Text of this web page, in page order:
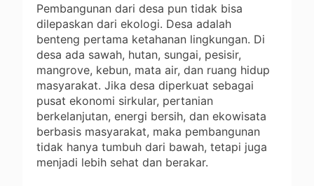
Pembangunan dari desa pun tidak bisa
dilepaskan dari ekologi. Desa adalah
benteng pertama ketahanan lingkungan. Di
desa ada sawah, hutan, sungai, pesisir,
mangrove, kebun, mata air, dan ruang hidup
masyarakat. Jika desa diperkuat sebagai
pusat ekonomi sirkular, pertanian
berkelanjutan, energi bersih, dan ekowisata
berbasis masyarakat, maka pembangunan
tidak hanya tumbuh dari bawah, tetapi juga
menjadi lebih sehat dan berakar.